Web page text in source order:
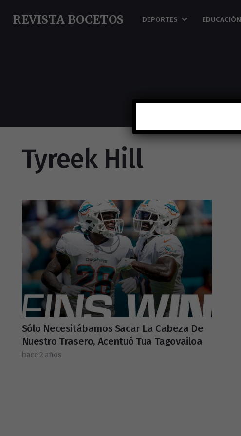
REVISTA BOCETOS DEPORTES EDUCACIÓN
Tyreek Hill
Sólo Necesitábamos Sacar La Cabeza De
Nuestro Trasero, Acentuó Tua Tagovailoa
hace 2 años